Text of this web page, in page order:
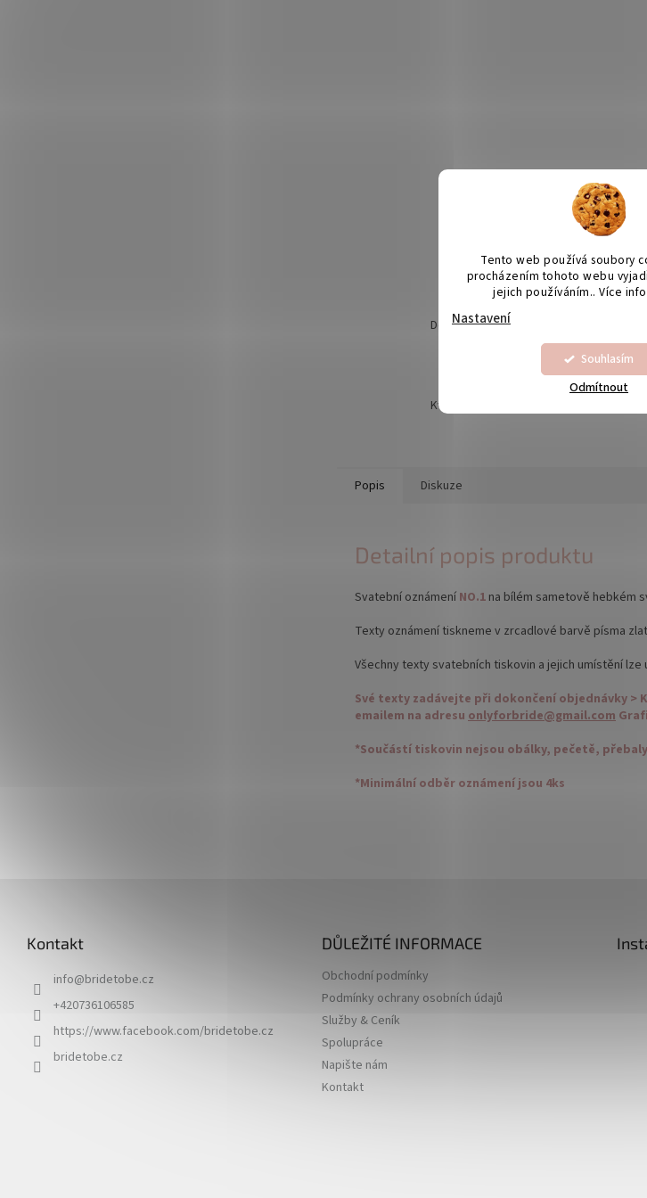
Tento web používá soubory
procházením tohoto webu
jejich používáním.. Více
Nastavení
Odmítnout
Souhlasím
Doprava nad 1990,- ZDARMA
Kvalita je naší prioritou
Popis Diskuze
Detailní popis produktu
Svatební oznámení NO.1 na bílém sametově hebkém
Texty oznámení tiskneme v zrcadlové barvě písma
Všechny texty svatebních tiskovin a jejich umístění
Své texty zadávejte při dokončení objednávky >
emailem na adresu onlyforbride@gmail.com
*Součástí tiskovin nejsou obálky, pečetě,
*Minimální odběr oznámení jsou 4ks
Kontakt
info@bridetobe.cz
+420736106585
https://www.facebook.com/bridetobe.cz
bridetobe.cz
DŮLEŽITÉ INFORMACE
Obchodní podmínky
Podmínky ochrany osobních údajů
Služby & Ceník
Spolupráce
Napište nám
Kontakt